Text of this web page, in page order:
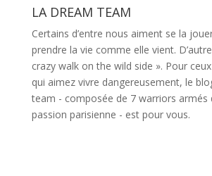
LA DREAM TEAM
Certains d’entre nous aiment se la
prendre la vie comme elle vient.
crazy walk on the wild side ». Pour
qui aimez vivre dangereusement, le
team - composée de 7 warriors armés
passion parisienne - est pour vous.